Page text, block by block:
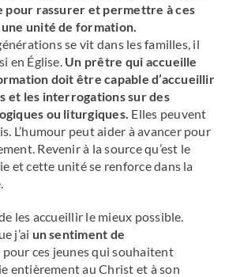
pour rassurer et permettre à ces
unité de formation.
se vit dans les familles, il
en Église. Un prêtre qui accueille
doit être capable d’accueillir
et les interrogations sur des
ou liturgiques. Elles peuvent
L’humour peut aider à avancer pour
Revenir à la source qu’est le
et cette unité se renforce dans la
de les accueillir le mieux possible.
j’ai un sentiment de
pour ces jeunes qui souhaitent
entièrement au Christ et à son